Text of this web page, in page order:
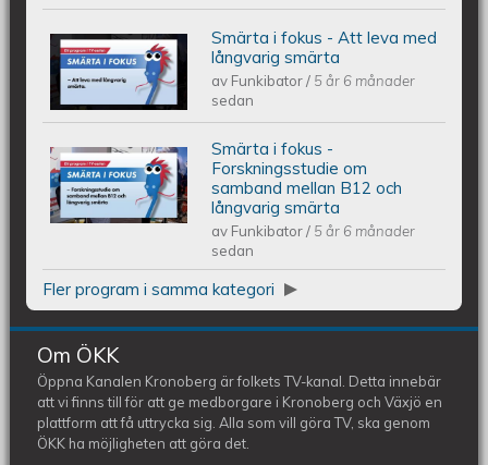
Smärta i fokus - Att leva med
långvarig smärta
Smärta i fokus - Att leva med
långvarig smärta
av Funkibator/ 5 år 6 månader
sedan
Smärta i fokus - Forskningsstudie om
samband mellan B12 och långvarig
smärta
Smärta i fokus -
Forskningsstudie om
samband mellan B12 och
långvarig smärta
av Funkibator/ 5 år 6 månader
sedan
Fler program i samma kategori
Om ÖKK
Öppna Kanalen Kronoberg är folkets TV-kanal. Detta innebär
att vi finns till för att ge medborgare i Kronoberg och Växjö en
plattform att få uttrycka sig. Alla som vill göra TV, ska genom
ÖKK ha möjligheten att göra det.